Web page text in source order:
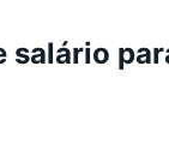
salário